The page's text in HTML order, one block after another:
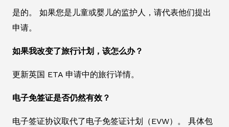
是的。 如果您是儿童或婴儿的监护人，请代表他们提出
申请。
如果我改变了旅行计划，该怎么办？
更新英国 ETA 申请中的旅行详情。
电子免签证是否仍然有效？
电子签证协议取代了电子免签证计划（EVW）。 具体包